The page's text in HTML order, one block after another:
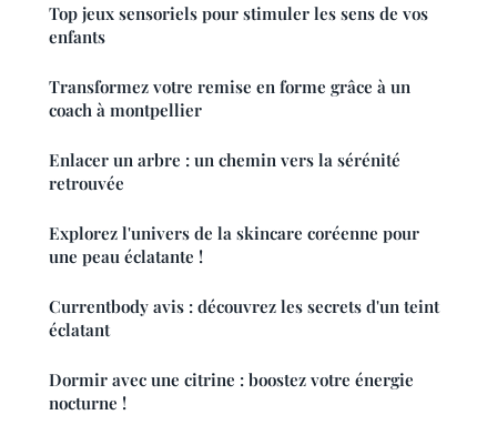
Top jeux sensoriels pour stimuler les sens de vos
enfants
Transformez votre remise en forme grâce à un
coach à montpellier
Enlacer un arbre : un chemin vers la sérénité
retrouvée
Explorez l'univers de la skincare coréenne pour
une peau éclatante !
Currentbody avis : découvrez les secrets d'un teint
éclatant
Dormir avec une citrine : boostez votre énergie
nocturne !